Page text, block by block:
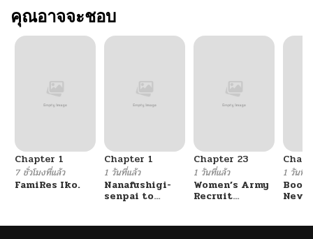
คุณอาจจะชอบ
Chapter 1
7 ชั่วโมงที่แล้ว
FamiRes Iko.
Chapter 1
1 วันที่แล้ว
Nanafushigi-
senpai to
Chapter 23
1 วันที่แล้ว
Women’s Army
Recruit
1 วันที่แ